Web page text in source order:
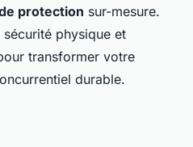
protection sur-mesure.
physique et
transformer votre
durable.